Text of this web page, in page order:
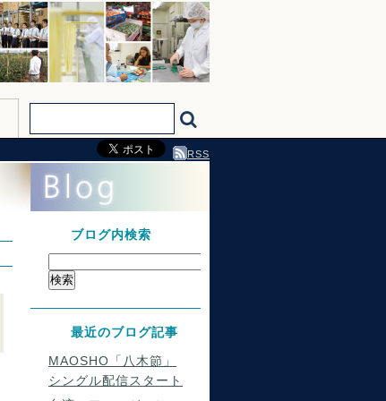
RSS
ブログ内検索
最近のブログ記事
MAOSHO「八木節」
シングル配信スタート